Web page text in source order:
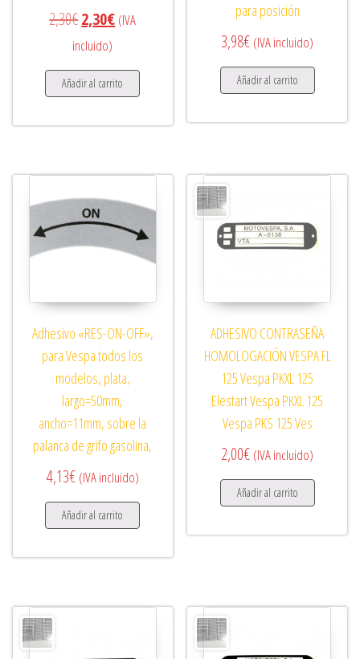
2,30€El precio original era: 2,30€.
2,30€El precio actual es: 2,30€.
(IVA
incluido)
Añadir al carrito
para posición
3,98€ (IVA incluido)
Añadir al carrito
Adhesivo «RES-ON-OFF»,
para Vespa todos los
modelos, plata,
largo=50mm,
ancho=11mm, sobre la
palanca de grifo gasolina,
4,13€ (IVA incluido)
Añadir al carrito
ADHESIVO CONTRASEÑA
HOMOLOGACIÓN VESPA FL
125 Vespa PKXL 125
Elestart Vespa PKXL 125
Vespa PKS 125 Ves
2,00€ (IVA incluido)
Añadir al carrito